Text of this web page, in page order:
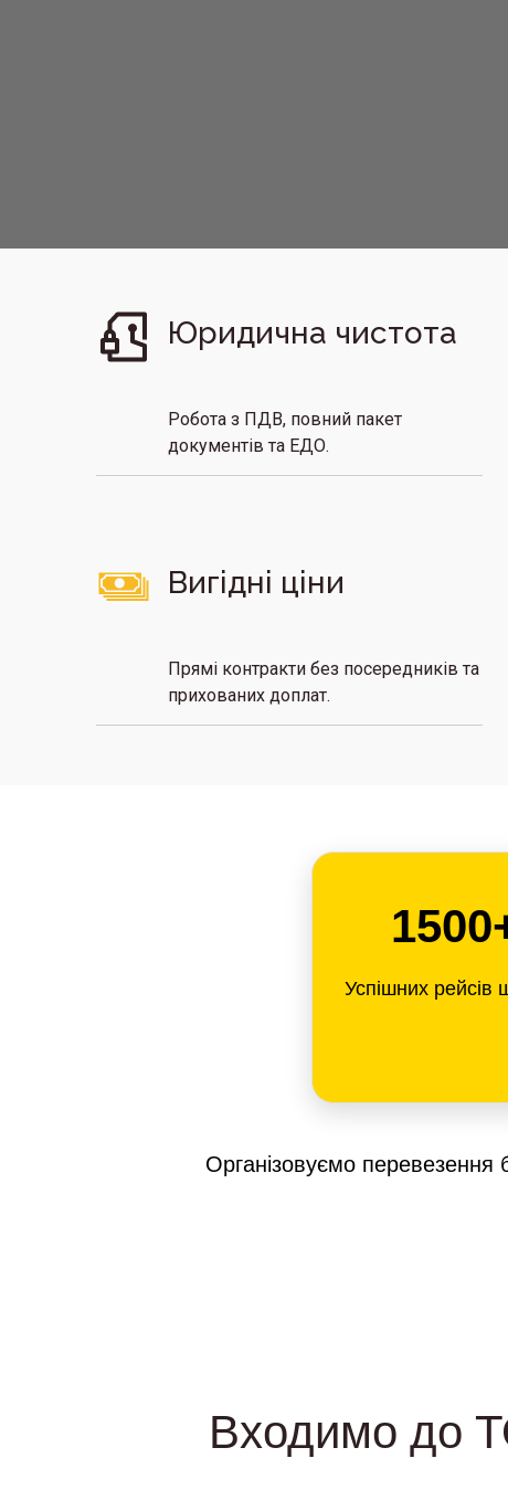
Юридична чистота
Робота з ПДВ, повний пакет
документів та ЕДО.
Вигідні ціни
Прямі контракти без посередників та
прихованих доплат.
Успішних рейсів
Організовуємо перевезення
Входимо до